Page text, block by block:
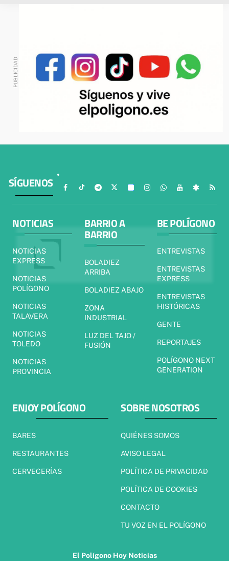
SÍGUENOS
NOTICIAS
NOTICIAS
EXPRESS
NOTICIAS
POLÍGONO
NOTICIAS
TALAVERA
NOTICIAS
TOLEDO
NOTICIAS
PROVINCIA
BARRIO A
BARRIO
BOLADIEZ
ARRIBA
BOLADIEZ ABAJO
ZONA
INDUSTRIAL
LUZ DEL TAJO /
FUSIÓN
BE POLÍGONO
ENTREVISTAS
ENTREVISTAS
EXPRESS
ENTREVISTAS
HISTÓRICAS
GENTE
REPORTAJES
POLÍGONO NEXT
GENERATION
ENJOY POLÍGONO
BARES
RESTAURANTES
CERVECERÍAS
SOBRE NOSOTROS
QUIÉNES SOMOS
AVISO LEGAL
POLÍTICA DE PRIVACIDAD
POLÍTICA DE COOKIES
CONTACTO
TU VOZ EN EL POLÍGONO
El Polígono Hoy Noticias